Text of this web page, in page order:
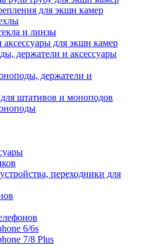
для экшн камер
и линзы
для экшн камер
держатели и аксессуары
держатели и
штативов и моноподов
переходники для
6/6s
7/8 Plus